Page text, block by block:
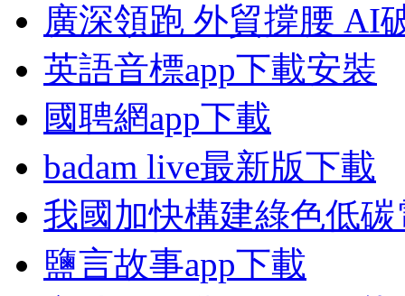
廣深領跑 外貿撐腰 AI
英語音標app下載安裝
國聘網app下載
badam live最新版下載
我國加快構建綠色低
鹽言故事app下載